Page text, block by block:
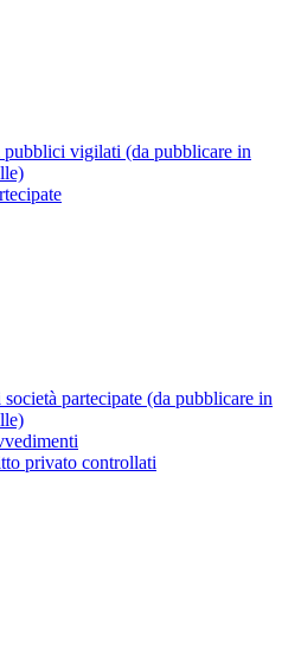
pubblici vigilati (da pubblicare in
partecipate (da pubblicare in
privato controllati